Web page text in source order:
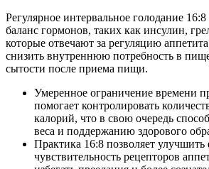
Регулярное интервальное голодание
баланс гормонов, таких как инсулин,
которые отвечают за регуляцию
снизить внутреннюю потребность в
сытости после приема пищи.
Умеренное ограничение времени
помогает контролировать
калорий, что в свою очередь
веса и поддержанию здорового
Практика 16:8 позволяет
чувствительность рецепторов